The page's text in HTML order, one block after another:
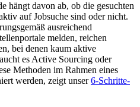
hängt davon ab, ob die gesuchten
auf Jobsuche sind oder nicht.
ausreichend
melden, reichen
bei denen kaum aktive
es Active Sourcing oder
Methoden im Rahmen eines
werden, zeigt unser6-Schritte-